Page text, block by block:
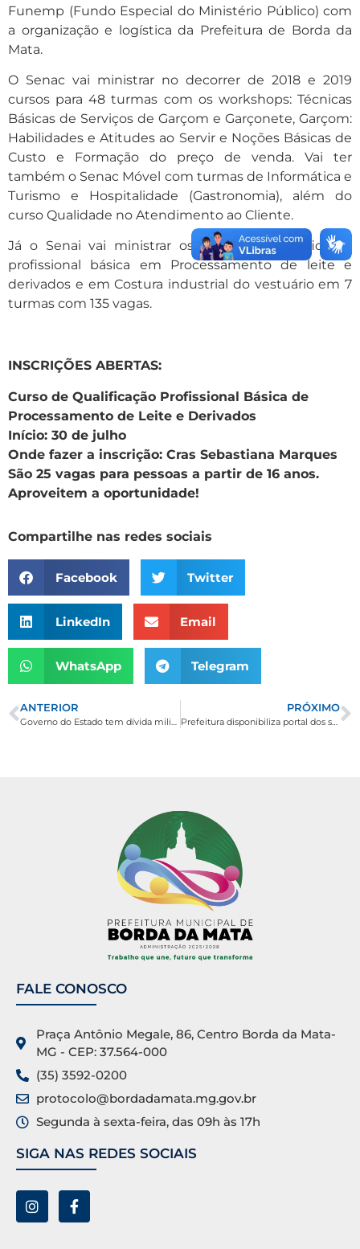
Funemp (Fundo Especial do Ministério Público) com
a organização e logística da Prefeitura de Borda da
Mata.
O Senac vai ministrar no decorrer de 2018 e 2019
cursos para 48 turmas com os workshops: Técnicas
Básicas de Serviços de Garçom e Garçonete, Garçom:
Habilidades e Atitudes ao Servir e Noções Básicas de
Custo e Formação do preço de venda. Vai ter
também o Senac Móvel com turmas de Informática e
Turismo e Hospitalidade (Gastronomia), além do
curso Qualidade no Atendimento ao Cliente.
Já o Senai vai ministrar os cursos de qualificação
profissional básica em Processamento de leite e
derivados e em Costura industrial do vestuário em 7
turmas com 135 vagas.
INSCRIÇÕES ABERTAS:
Curso de Qualificação Profissional Básica de
Processamento de Leite e Derivados
Início: 30 de julho
Onde fazer a inscrição: Cras Sebastiana Marques
São 25 vagas para pessoas a partir de 16 anos.
Aproveitem a oportunidade!
Compartilhe nas redes sociais
Facebook Twitter
LinkedIn Email
WhatsApp Telegram
ANTERIOR
Governo do Estado tem dívida milionária com Borda da Mata
PRÓXIMO
Prefeitura disponibiliza portal dos servidor no site institucional para acesso a holerite
FALE CONOSCO
Praça Antônio Megale, 86, Centro Borda da Mata-
MG - CEP: 37.564-000
(35) 3592-0200
protocolo@bordadamata.mg.gov.br
Segunda à sexta-feira, das 09h às 17h
SIGA NAS REDES SOCIAIS